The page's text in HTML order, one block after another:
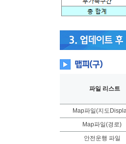
파일 리스트
Map파일(지도
Map파일(경로)
안전운행 파일